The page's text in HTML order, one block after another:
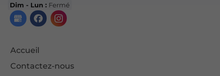
Dim - Lun : Fermé
Accueil
Contactez-nous